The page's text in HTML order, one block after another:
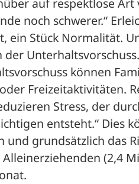
auf respektlose
noch schwerer.“
ein Stück Normalität.
können
Freizeitaktivitäten.
Stress, der
entsteht.“ Dies
grundsätzlich das
(2,4